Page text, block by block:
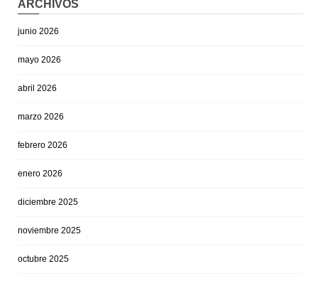
ARCHIVOS
junio 2026
mayo 2026
abril 2026
marzo 2026
febrero 2026
enero 2026
diciembre 2025
noviembre 2025
octubre 2025